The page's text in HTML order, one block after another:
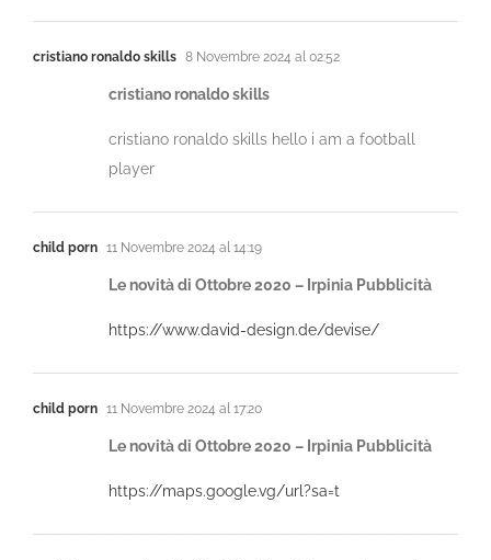
cristiano ronaldo skills 8 Novembre 2024 al 02:52
cristiano ronaldo skills
cristiano ronaldo skills hello i am a football
player
child porn 11 Novembre 2024 al 14:19
Le novità di Ottobre 2020 – Irpinia Pubblicità
https://www.david-design.de/devise/
child porn 11 Novembre 2024 al 17:20
Le novità di Ottobre 2020 – Irpinia Pubblicità
https://maps.google.vg/url?sa=t